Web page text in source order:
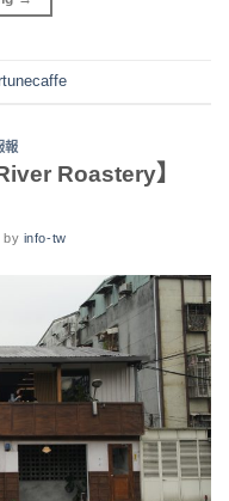
報
Roastery】
by info-tw